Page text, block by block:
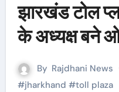
झारखंड टोल
के अध्यक्ष बने
By Rajdhani News
#jharkhand #toll plaza